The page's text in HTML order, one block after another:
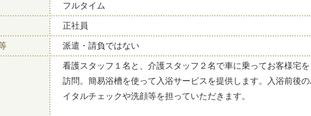
フルタイム
正社員
派遣・請負ではない
看護スタッフ１名と、介護スタッフ２名で車に乗ってお客様
訪問。簡易浴槽を使って入浴サービスを提供します。入浴前後
イタルチェックや洗顔等を担っていただきます。